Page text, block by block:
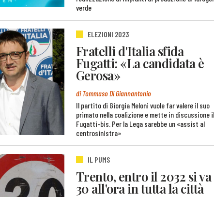
verde
ELEZIONI 2023
Fratelli d'Italia sfida
Fugatti: «La candidata è
Gerosa»
di Tommaso Di Giannantonio
Il partito di Giorgia Meloni vuole far valere il suo
primato nella coalizione e mette in discussione il
Fugatti-bis. Per la Lega sarebbe un «assist al
centrosinistra»
IL PUMS
Trento, entro il 2032 si va
30 all'ora in tutta la città